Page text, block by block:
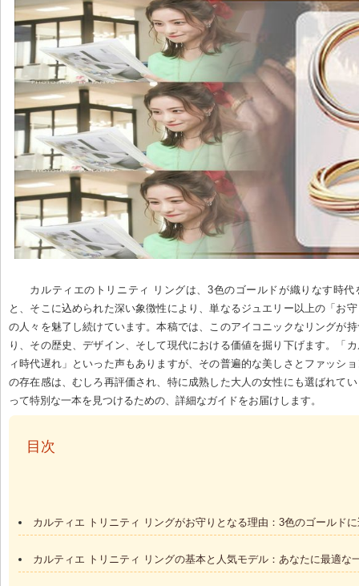
カルティエのトリニティ リングは、3色のゴールドが織りなす時代
と、そこに込められた深い象徴性により、単なるジュエリー以上の「お
の人々を魅了し続けています。本稿では、このアイコニックなリングが
り、その歴史、デザイン、そして現代における価値を掘り下げます。「
ィ時代遅れ」といった声もありますが、その普遍的な美しさとファッシ
の存在感は、むしろ再評価され、特に成熟した大人の女性にも選ばれて
って特別な一本を見つけるための、詳細なガイドをお届けします。
  目次
カルティエ トリニティ リングがお守りとなる理由：3色のゴールド
カルティエ トリニティ リングの基本と人気モデル：あなたに最適な